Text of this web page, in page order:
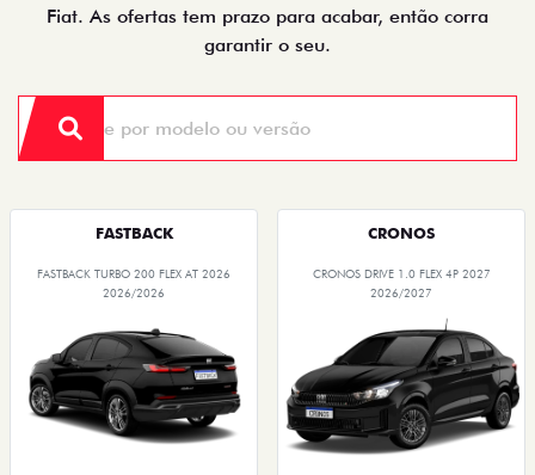
Fiat. As ofertas tem prazo para acabar, então corra
garantir o seu.
FASTBACK
FASTBACK TURBO 200 FLEX AT 2026
2026/2026
CRONOS
CRONOS DRIVE 1.0 FLEX 4P 2027
2026/2027